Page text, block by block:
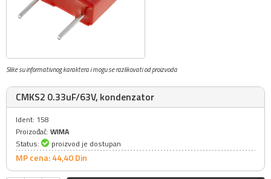
Slike su informativnog karaktera i mogu se razlikovati od proizvoda
CMKS2 0.33uF/63V, kondenzator
Ident: 158
Proizođač: WIMA
Status:
proizvod je dostupan
MP cena: 44,40Din